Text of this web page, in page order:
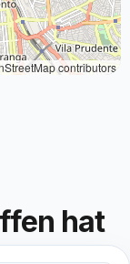
contributors
hat